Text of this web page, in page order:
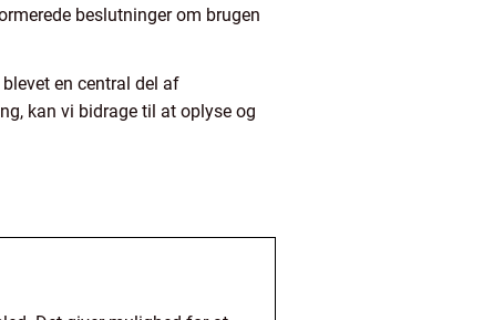
beslutninger om brugen
en central del af
kan vi bidrage til at oplyse og